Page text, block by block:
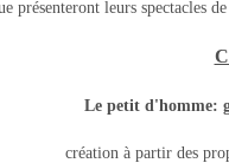
présenteront leurs spectacles
Le petit d'homme:
création à partir des